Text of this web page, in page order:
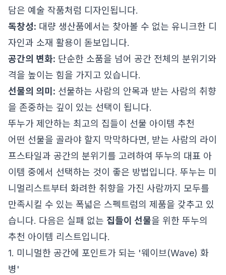
담은 예술 작품처럼 디자인됩니다.
독창성: 대량 생산품에서는 찾아볼 수 없는 유니크한 디
자인과 소재 활용이 돋보입니다.
공간의 변화: 단순한 소품을 넘어 공간 전체의 분위기와
격을 높이는 힘을 가지고 있습니다.
선물의 의미: 선물하는 사람의 안목과 받는 사람의 취향
을 존중하는 깊이 있는 선택이 됩니다.
뚜누가 제안하는 최고의 집들이 선물 아이템 추천
어떤 선물을 골라야 할지 막막하다면, 받는 사람의 라이
프스타일과 공간의 분위기를 고려하여 뚜누의 대표 아
이템 중에서 선택하는 것이 좋은 방법입니다. 뚜누는 미
니멀리스트부터 화려한 취향을 가진 사람까지 모두를
만족시킬 수 있는 폭넓은 스펙트럼의 제품을 갖추고 있
습니다. 다음은 실패 없는 집들이 선물을 위한 뚜누의
추천 아이템 리스트입니다.
1. 미니멀한 공간에 포인트가 되는 '웨이브(Wave) 화
병'